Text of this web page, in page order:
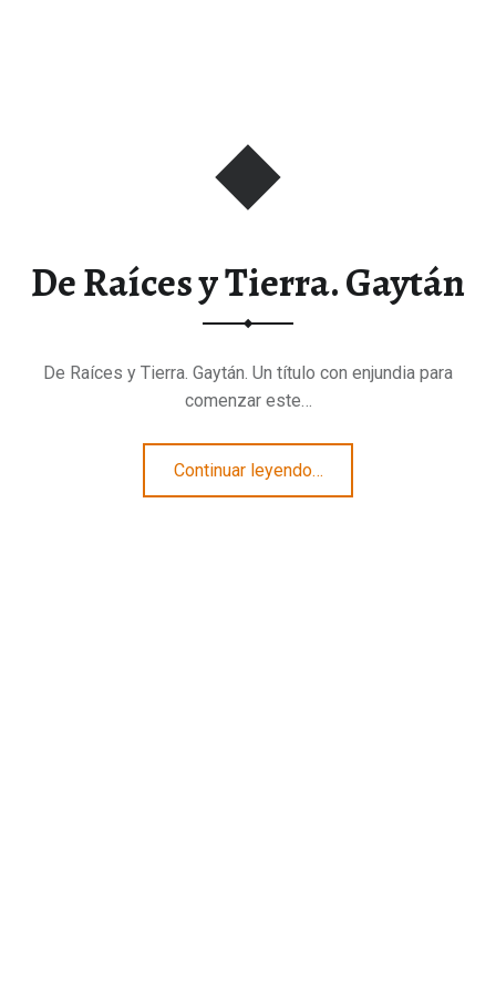
De Raíces y Tierra. Gaytán
De Raíces y Tierra. Gaytán. Un título con enjundia para
comenzar este…
Continuar leyendo…